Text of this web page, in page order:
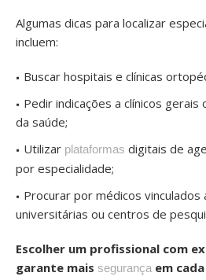
Algumas dicas para localizar
incluem:
Buscar hospitais e clínicas
Pedir indicações a clínicos
da saúde;
Utilizar plataformas digitais de
por especialidade;
Procurar por médicos vinculados
universitárias ou centros de
Escolher um profissional com
garante mais segurançaem